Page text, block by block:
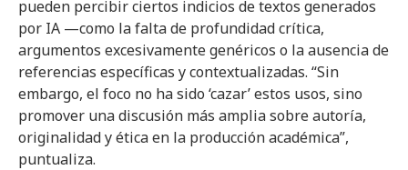
pueden percibir ciertos indicios de textos generados
por IA —como la falta de profundidad crítica,
argumentos excesivamente genéricos o la ausencia de
referencias específicas y contextualizadas. “Sin
embargo, el foco no ha sido ‘cazar’ estos usos, sino
promover una discusión más amplia sobre autoría,
originalidad y ética en la producción académica”,
puntualiza.